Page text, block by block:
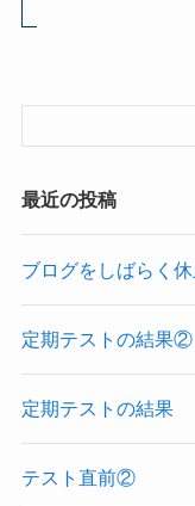
最近の投稿
ブログをしばらく
定期テストの結果②
定期テストの結果
テスト直前②